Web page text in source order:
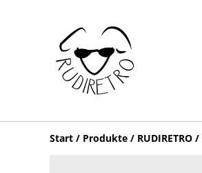
Start / Produkte / RUDIRETRO /